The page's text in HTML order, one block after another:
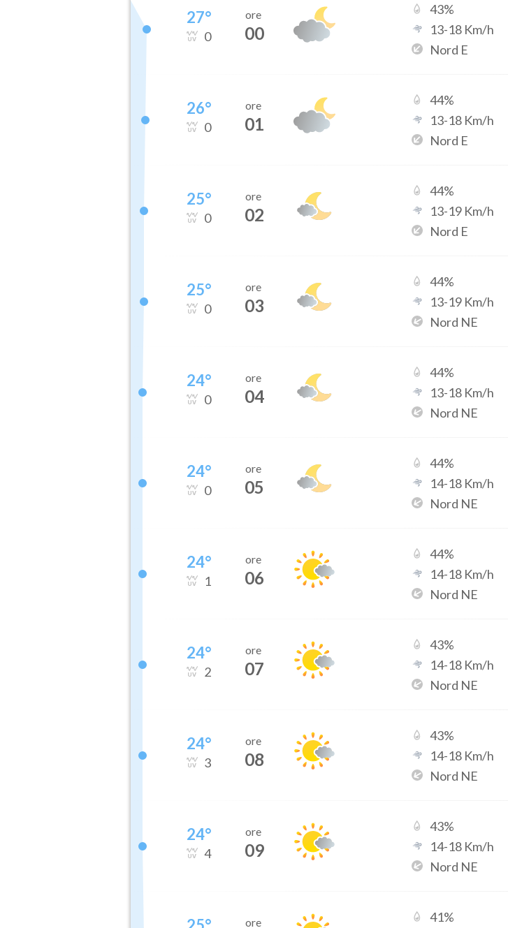
27°
0
ore
00
43%
13-18 Km/h
Nord E
26°
0
ore
01
44%
13-18 Km/h
Nord E
25°
0
ore
02
44%
13-19 Km/h
Nord E
25°
0
ore
03
44%
13-19 Km/h
Nord NE
24°
0
ore
04
44%
13-18 Km/h
Nord NE
24°
0
ore
05
44%
14-18 Km/h
Nord NE
24°
1
ore
06
44%
14-18 Km/h
Nord NE
24°
2
ore
07
43%
14-18 Km/h
Nord NE
24°
3
ore
08
43%
14-18 Km/h
Nord NE
24°
4
ore
09
43%
14-18 Km/h
Nord NE
ore 41%